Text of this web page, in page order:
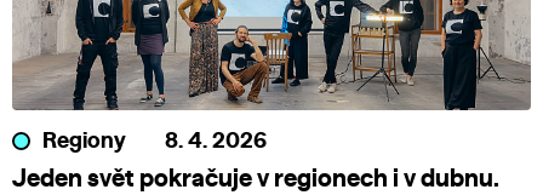
Regiony 8. 4. 2026
Jeden svět pokračuje v regionech i v dubnu.